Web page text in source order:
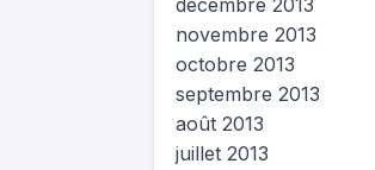
décembre 2013
novembre 2013
octobre 2013
septembre 2013
août 2013
juillet 2013